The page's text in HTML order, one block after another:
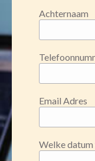
Achternaam
Email Adres
Welke datum